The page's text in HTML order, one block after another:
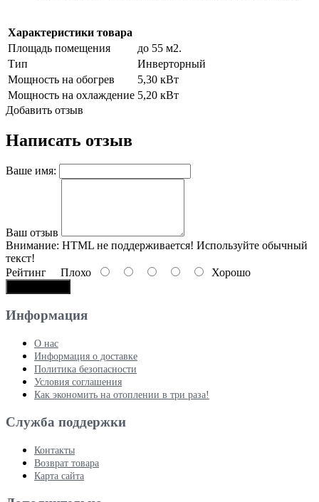
Характеристики товара
Площадь помещения
до 55 м2.
Тип
Инверторный
Мощность на обогрев
5,30 кВт
Мощность на охлаждение 5,20 кВт
Добавить отзыв
Написать отзыв
Ваше имя:
Ваш отзыв
Внимание: HTML не поддерживается! Используйте обычный
текст!
Рейтинг Плохо Хорошо
Информация
О нас
Информация о доставке
Политика безопасности
Условия соглашения
Как экономить на отоплении в три раза!
Служба поддержки
Контакты
Возврат товара
Карта сайта